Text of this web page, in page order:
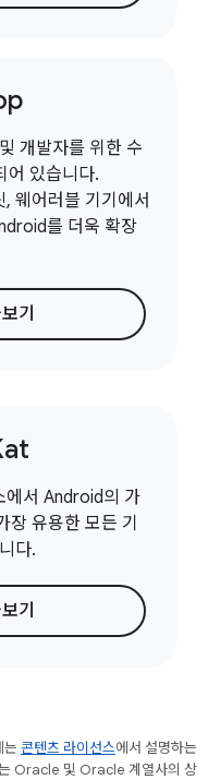
개발자를 위한 수
어 있습니다.
웨어러블 기기에서
를 더욱 확장
기
서 Android의 가
장 유용한 모든 기
다.
기
는 콘텐츠 라이선스에서 설명하는
Oracle 및 Oracle 계열사의 상